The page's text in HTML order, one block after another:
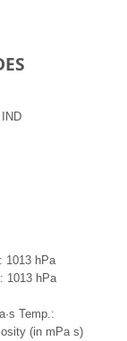
1013 hPa
1013 hPa
Temp.:
(in mPa s)